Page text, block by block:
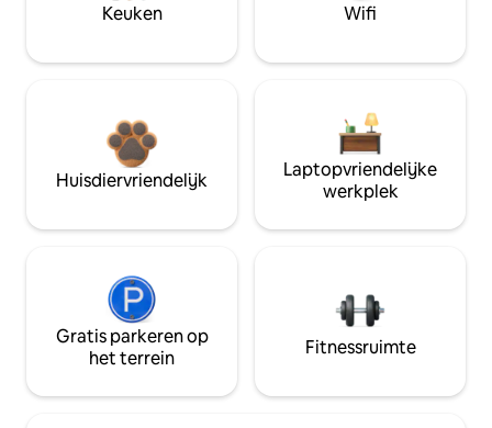
Keuken Wifi
Huisdiervriendelijk
Laptopvriendelijke
werkplek
Gratis parkeren op
het terrein
Fitnessruimte